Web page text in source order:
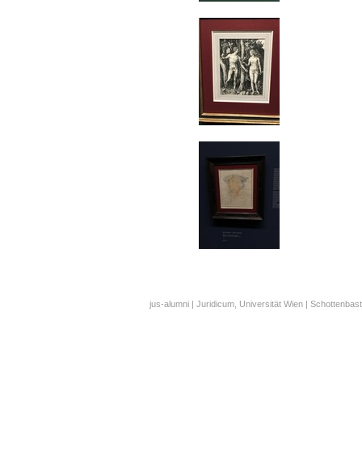
jus-alumni | Juridicum, Universität Wien |